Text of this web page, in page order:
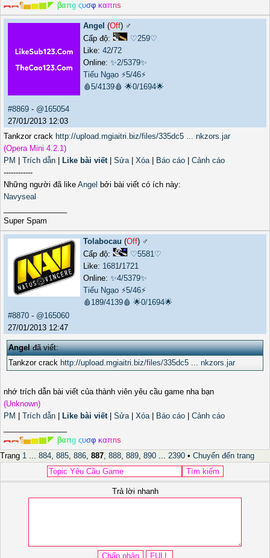
︻︻¶▅▆▇◤ βαπg ςυσφ καπrιs
Angel (Off) ♂️
Cấp độ:
♡259♡
Like: 42/72
Online: ✨2/5379✨
Tiếu Ngạo ⚡5/46⚡
🩸5/4139🩸 🌟0/1694🌟
#8869 - @165054
27/01/2013 12:03
Tankzor crack http://upload.mgiaitri.biz/files/335dc5 ... nkzors.jar
(Opera Mini 4.2.1)
PM
Trích dẫn Like bài viết| Sửa| Xóa| Báo cáo
Cảnh cáo
------------
Những người đã like Angel bởi bài viết có ích này:
Navyseal
Super Spam
Tolabocau (Off) ♂️
Cấp độ:
♡5581♡
Like: 1681/1721
Online: ✨4/5379✨
Tiếu Ngạo ⚡5/46⚡
🩸189/4139🩸 🌟0/1694🌟
#8870 - @165060
27/01/2013 12:47
Angelđã viết:
Tankzor crack http://upload.mgiaitri.biz/files/335dc5 ... nkzors.jar
nhớ trích dẫn bài viết của thành viên yêu cầu game nha bạn
(Unknown)
PM
Trích dẫn Like bài viết| Sửa| Xóa| Báo cáo
Cảnh cáo
︻︻¶▅▆▇◤ βαπg ςυσφ καπrιs
Trang 1 ... 884, 885, 886, 887, 888, 889, 890 ... 2390 • Chuyển đến trang
Trả lời nhanh